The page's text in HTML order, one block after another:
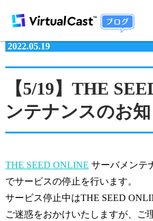
2022.05.19
【5/19】THE
ンテナンスのお
THE SEED ONLINE サーバメンテ
でサービスの停止を行います。
サービス停止中はTHE SEED
ご迷惑をおかけいたしますが、ご